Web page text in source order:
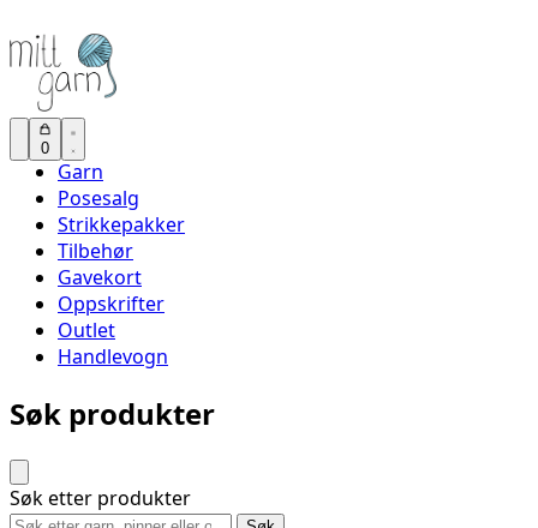
0
Garn
Posesalg
Strikkepakker
Tilbehør
Gavekort
Oppskrifter
Outlet
Handlevogn
Søk produkter
Søk etter produkter